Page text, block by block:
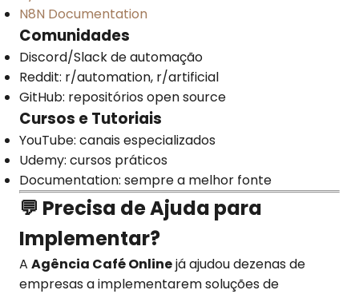
N8N Documentation
Comunidades
Discord/Slack de automação
Reddit: r/automation, r/artificial
GitHub: repositórios open source
Cursos e Tutoriais
YouTube: canais especializados
Udemy: cursos práticos
Documentation: sempre a melhor fonte
💬 Precisa de Ajuda para
Implementar?
A Agência Café Onlinejá ajudou dezenas de
empresas a implementarem soluções de